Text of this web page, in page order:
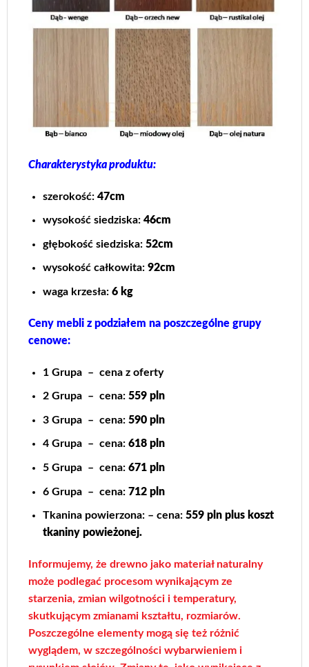
Charakterystyka produktu:
szerokość: 47cm
wysokość siedziska: 46cm
głębokość siedziska: 52cm
wysokość całkowita: 92cm
waga krzesła: 6 kg
Ceny mebli z podziałem na poszczególne grupy
cenowe:
1 Grupa – cena z oferty
2 Grupa – cena: 559 pln
3 Grupa – cena: 590 pln
4 Grupa – cena: 618 pln
5 Grupa – cena: 671 pln
6 Grupa – cena: 712 pln
Tkanina powierzona: – cena: 559 pln plus koszt
tkaniny powieżonej.
Informujemy, że drewno jako materiał naturalny
może podlegać procesom wynikającym ze
starzenia, zmian wilgotności i temperatury,
skutkującym zmianami kształtu, rozmiarów.
Poszczególne elementy mogą się też różnić
wyglądem, w szczególności wybarwieniem i